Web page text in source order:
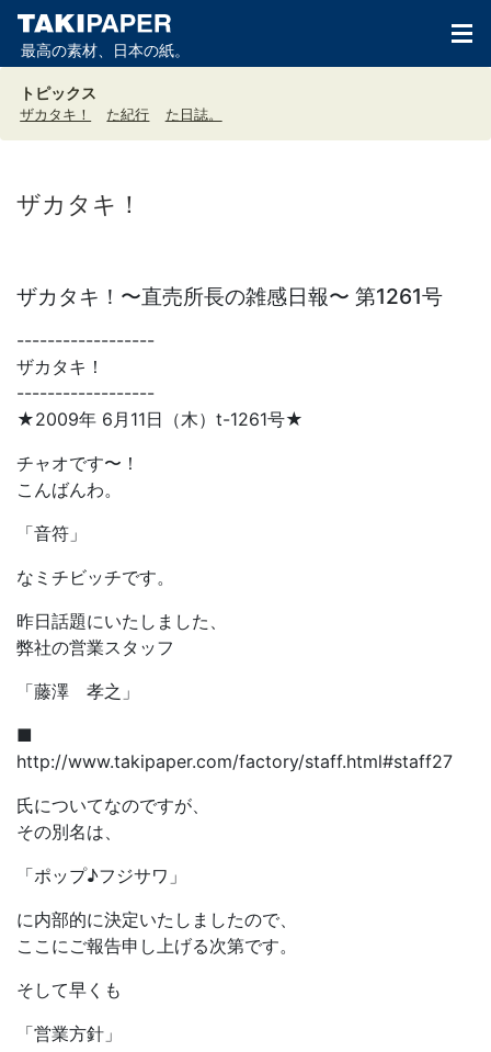
最高の素材、日本の紙。
トピックス
ザカタキ！ た紀行 た日誌。
ザカタキ！
ザカタキ！〜直売所長の雑感日報〜 第1261号
------------------
ザカタキ！
------------------
★2009年 6月11日（木）t-1261号★
チャオです〜！
こんばんわ。
「音符」
なミチビッチです。
昨日話題にいたしました、
弊社の営業スタッフ
「藤澤 孝之」
■
http://www.takipaper.com/factory/staff.html#staff27
氏についてなのですが、
その別名は、
「ポップ♪フジサワ」
に内部的に決定いたしましたので、
ここにご報告申し上げる次第です。
そして早くも
「営業方針」